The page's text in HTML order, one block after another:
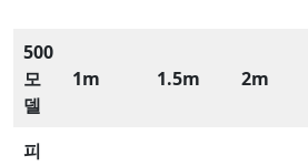
500
모
델
1m 1.5m 2m
피